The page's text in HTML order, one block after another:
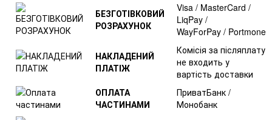
БЕЗГОТІВКОВИЙ
РОЗРАХУНОК
Visa / MasterCard /
LiqPay /
WayForPay / Portmone
НАКЛАДЕНИЙ
ПЛАТІЖ
Комісія за післяплату
не входить у
вартість доставки
ОПЛАТА
ЧАСТИНАМИ
ПриватБанк /
Монобанк